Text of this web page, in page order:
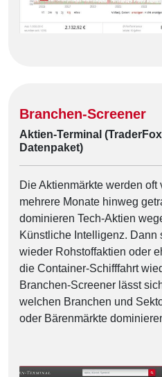
Branchen-Screener
Aktien-Terminal
Datenpaket)
Die Aktienmärkte werden
mehrere Monate hinweg
dominieren Tech-Aktien
Künstliche Intelligenz. Dann
wieder Rohstoffaktien oder
die Container-Schifffahrt
Branchen-Screener lässt
welchen Branchen und
oder Bärenmärkte